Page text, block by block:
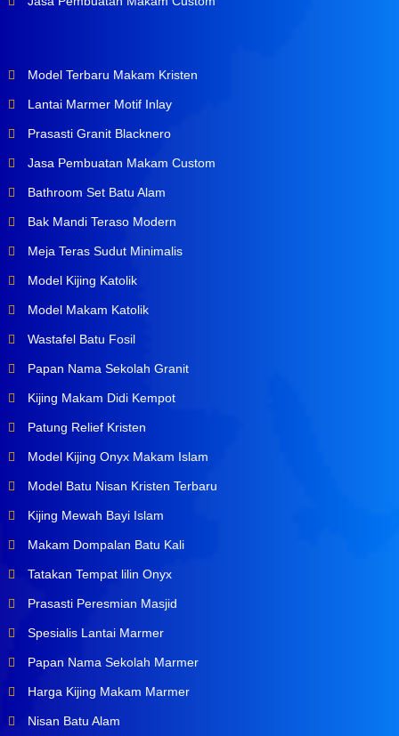
Model Terbaru Makam Kristen
Lantai Marmer Motif Inlay
Prasasti Granit Blacknero
Jasa Pembuatan Makam Custom
Bathroom Set Batu Alam
Bak Mandi Teraso Modern
Meja Teras Sudut Minimalis
Model Kijing Katolik
Model Makam Katolik
Wastafel Batu Fosil
Papan Nama Sekolah Granit
Kijing Makam Didi Kempot
Patung Relief Kristen
Model Kijing Onyx Makam Islam
Model Batu Nisan Kristen Terbaru
Kijing Mewah Bayi Islam
Makam Dompalan Batu Kali
Tatakan Tempat lilin Onyx
Prasasti Peresmian Masjid
Spesialis Lantai Marmer
Papan Nama Sekolah Marmer
Harga Kijing Makam Marmer
Nisan Batu Alam